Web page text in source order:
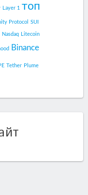
Layer 1 топ
Protocol SUI
Nasdaq Litecoin
Binance
Tether Plume